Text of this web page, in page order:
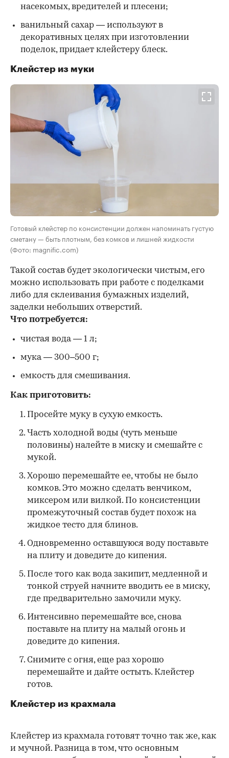
насекомых, вредителей и плесени;
ванильный сахар — используют в
декоративных целях при изготовлении
поделок, придает клейстеру блеск.
Клейстер из муки
Готовый клейстер по консистенции должен напоминать густую
сметану — быть плотным, без комков и лишней жидкости
(Фото: magnific.com)
Такой состав будет экологически чистым, его
можно использовать при работе с поделками
либо для склеивания бумажных изделий,
заделки небольших отверстий.
Что потребуется:
чистая вода — 1 л;
мука — 300–500 г;
емкость для смешивания.
Как приготовить:
Просейте муку в сухую емкость.
Часть холодной воды (чуть меньше
половины) налейте в миску и смешайте с
мукой.
Хорошо перемешайте ее, чтобы не было
комков. Это можно сделать венчиком,
миксером или вилкой. По консистенции
промежуточный состав будет похож на
жидкое тесто для блинов.
Одновременно оставшуюся воду поставьте
на плиту и доведите до кипения.
После того как вода закипит, медленной и
тонкой струей начните вводить ее в миску,
где предварительно замочили муку.
Интенсивно перемешайте все, снова
поставьте на плиту на малый огонь и
доведите до кипения.
Снимите с огня, еще раз хорошо
перемешайте и дайте остыть. Клейстер
готов.
Клейстер из крахмала
Клейстер из крахмала готовят точно так же, как
и мучной. Разница в том, что основным